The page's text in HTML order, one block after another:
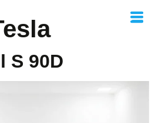
S 90D